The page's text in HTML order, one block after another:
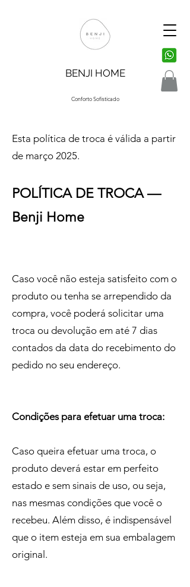
BENJI HOME
Conforto Sofisticado
Esta política de troca é válida a partir
de março 2025.
POLÍTICA DE TROCA —
Benji Home
Caso você não esteja satisfeito com o
produto ou tenha se arrependido da
compra, você poderá solicitar uma
troca ou devolução em até 7 dias
contados da data do recebimento do
pedido no seu endereço.
Condições para efetuar uma troca:
Caso queira efetuar uma troca, o
produto deverá estar em perfeito
estado e sem sinais de uso, ou seja,
nas mesmas condições que você o
recebeu. Além disso, é indispensável
que o item esteja em sua embalagem
original.